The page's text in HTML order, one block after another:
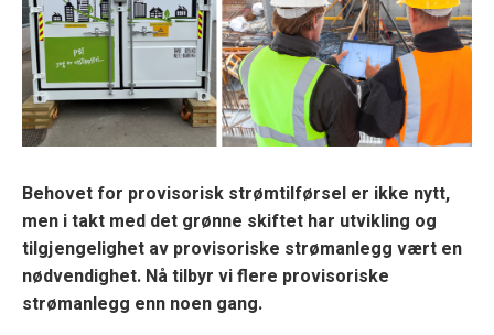
Behovet for provisorisk strømtilførsel er ikke nytt,
men i takt med det grønne skiftet har utvikling og
tilgjengelighet av provisoriske strømanlegg vært en
nødvendighet. Nå tilbyr vi flere provisoriske
strømanlegg enn noen gang.